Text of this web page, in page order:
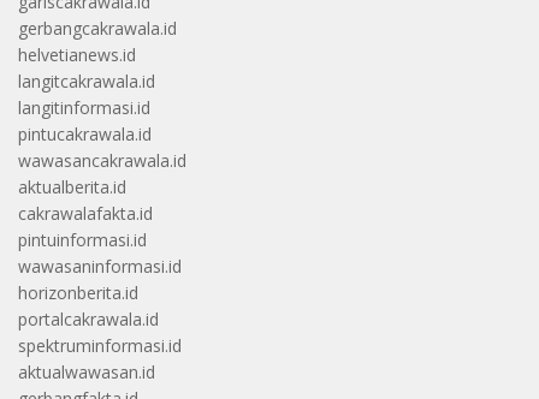
gerbangcakrawala.id
helvetianews.id
langitcakrawala.id
langitinformasi.id
pintucakrawala.id
wawasancakrawala.id
aktualberita.id
cakrawalafakta.id
pintuinformasi.id
wawasaninformasi.id
horizonberita.id
portalcakrawala.id
spektruminformasi.id
aktualwawasan.id